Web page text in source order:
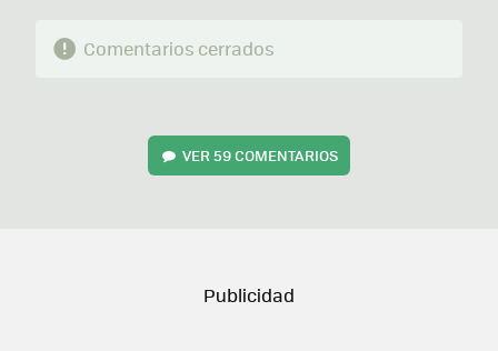
Comentarios cerrados
VER 59 COMENTARIOS